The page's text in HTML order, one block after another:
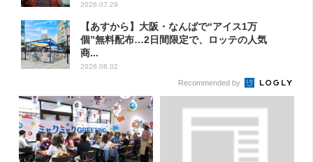
2026.07.29
【あすから】大阪・なんばで“アイス1万
個”無料配布…2日間限定で、ロッテの人気
商...
2026.08.02
Recommended by